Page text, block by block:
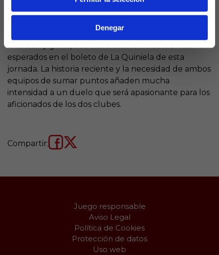
Denegar
Quiniela
Este partido entre Levante y Betis promete
emoción y goles, además de ser uno de los más
esperados en el boleto de La Quiniela de esta
jornada. La historia reciente y la necesidad de ambos
equipos de sumar puntos añaden mucha
intensidad a un duelo que será apasionante para los
aficionados de los dos clubes.
Compartir:
Juego responsable
Aviso Legal
Política de Cookies
Protección de datos
Uso web